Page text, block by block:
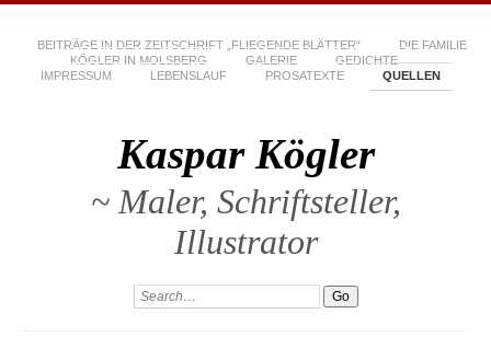
BEITRÄGE IN DER ZEITSCHRIFT „FLIEGENDE BLÄTTER“
DIE FAMILIE
KÖGLER IN MOLSBERG
GALERIE
GEDICHTE
IMPRESSUM
LEBENSLAUF PROSATEXTE QUELLEN
Kaspar Kögler
~ Maler, Schriftsteller,
Illustrator